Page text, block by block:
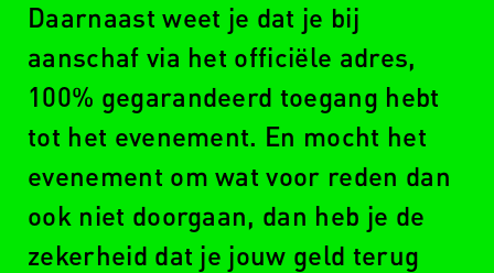
Daarnaast weet je dat je bij
aanschaf via het officiële adres,
100% gegarandeerd toegang hebt
tot het evenement. En mocht het
evenement om wat voor reden dan
ook niet doorgaan, dan heb je de
zekerheid dat je jouw geld terug